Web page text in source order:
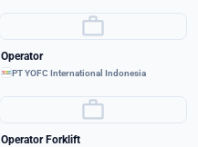
work
Operator
PT YOFC International Indonesia
work
Operator Forklift